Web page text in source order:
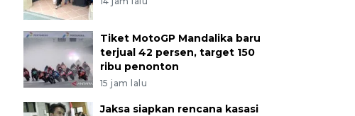
Tiket MotoGP Mandalika baru
terjual 42 persen, target 150
ribu penonton
15 jam lalu
Jaksa siapkan rencana kasasi